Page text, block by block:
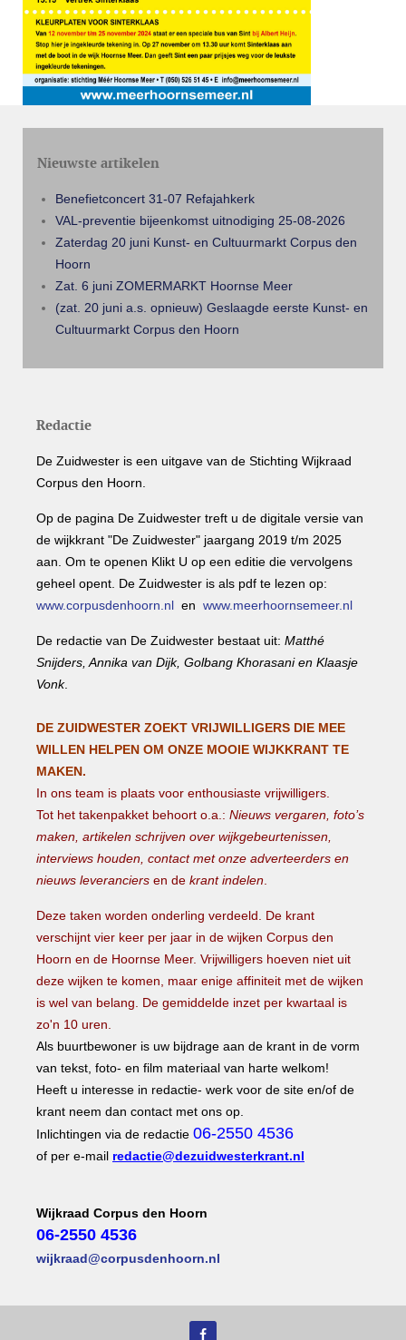
Nieuwste artikelen
Benefietconcert 31-07 Refajahkerk
VAL-preventie bijeenkomst uitnodiging 25-08-2026
Zaterdag 20 juni Kunst- en Cultuurmarkt Corpus den
Hoorn
Zat. 6 juni ZOMERMARKT Hoornse Meer
(zat. 20 juni a.s. opnieuw) Geslaagde eerste Kunst- en
Cultuurmarkt Corpus den Hoorn
Redactie
De Zuidwester is een uitgave van de Stichting Wijkraad
Corpus den Hoorn.
Op de pagina De Zuidwester treft u de digitale versie van
de wijkkrant "De Zuidwester" jaargang 2019 t/m 2025
aan. Om te openen Klikt U op een editie die vervolgens
geheel opent. De Zuidwester is als pdf te lezen op:
www.corpusdenhoorn.nl en www.meerhoornsemeer.nl
De redactie van De Zuidwester bestaat uit: Matthé
Snijders, Annika van Dijk, Golbang Khorasani en Klaasje
Vonk.
DE ZUIDWESTER ZOEKT VRIJWILLIGERS DIE MEE
WILLEN HELPEN OM ONZE MOOIE WIJKKRANT TE
MAKEN.
In ons team is plaats voor enthousiaste vrijwilligers.
Tot het takenpakket behoort o.a.: Nieuws vergaren, foto’s
maken, artikelen schrijven over wijkgebeurtenissen,
interviews houden, contact met onze adverteerders en
nieuws leveranciers en de krant indelen.
Deze taken worden onderling verdeeld. De krant
verschijnt vier keer per jaar in de wijken Corpus den
Hoorn en de Hoornse Meer. Vrijwilligers hoeven niet uit
deze wijken te komen, maar enige affiniteit met de wijken
is wel van belang. De gemiddelde inzet per kwartaal is
zo'n 10 uren.
Als buurtbewoner is uw bijdrage aan de krant in de vorm
van tekst, foto- en film materiaal van harte welkom!
Heeft u interesse in redactie- werk voor de site en/of de
krant neem dan contact met ons op.
Inlichtingen via de redactie 06-2550 4536
of per e-mail redactie@dezuidwesterkrant.nl
Wijkraad Corpus den Hoorn
06-2550 4536
wijkraad@corpusdenhoorn.nl